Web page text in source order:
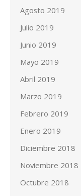
Agosto 2019
Julio 2019
Junio 2019
Mayo 2019
Abril 2019
Marzo 2019
Febrero 2019
Enero 2019
Diciembre 2018
Noviembre 2018
Octubre 2018